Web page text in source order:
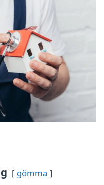
gömma